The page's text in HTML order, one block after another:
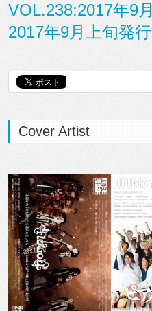
VOL.238:2017年9
2017年9月上旬発行
Cover Artist